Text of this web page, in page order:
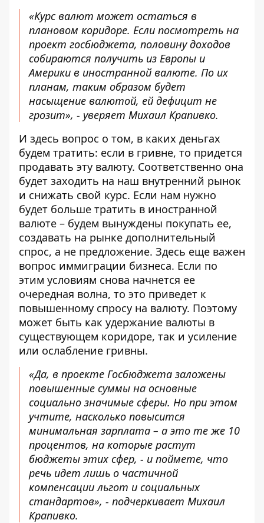
«Курс валют может остаться в
плановом коридоре. Если посмотреть на
проект госбюджета, половину доходов
собираются получить из Европы и
Америки в иностранной валюте. По их
планам, таким образом будет
насыщение валютой, ей дефицит не
грозит», - уверяет Михаил Крапивко.
И здесь вопрос о том, в каких деньгах
будем тратить: если в гривне, то придется
продавать эту валюту. Соответственно она
будет заходить на наш внутренний рынок
и снижать свой курс. Если нам нужно
будет больше тратить в иностранной
валюте – будем вынуждены покупать ее,
создавать на рынке дополнительный
спрос, а не предложение. Здесь еще важен
вопрос иммиграции бизнеса. Если по
этим условиям снова начнется ее
очередная волна, то это приведет к
повышенному спросу на валюту. Поэтому
может быть как удержание валюты в
существующем коридоре, так и усиление
или ослабление гривны.
«Да, в проекте Госбюджета заложены
повышенные суммы на основные
социально значимые сферы. Но при этом
учтите, насколько повысится
минимальная зарплата – а это те же 10
процентов, на которые растут
бюджеты этих сфер, - и поймете, что
речь идет лишь о частичной
компенсации льгот и социальных
стандартов», - подчеркивает Михаил
Крапивко.